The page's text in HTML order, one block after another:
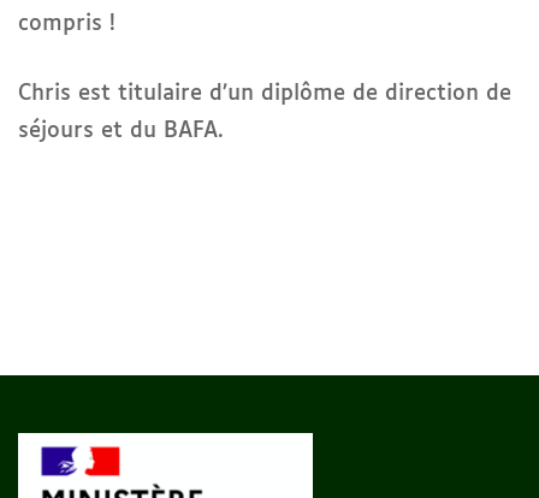
compris !
Chris est titulaire d’un diplôme de direction de
séjours et du BAFA.